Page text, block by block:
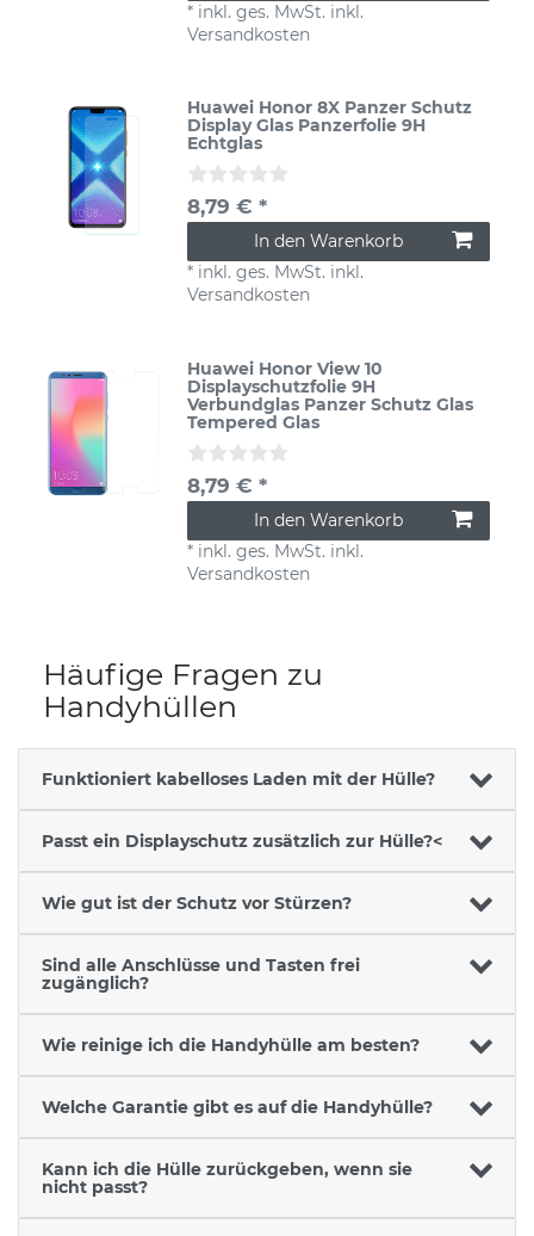
* inkl. ges. MwSt. inkl.
Versandkosten
Huawei Honor 8X Panzer Schutz
Display Glas Panzerfolie 9H
Echtglas
8,79 € *
In den Warenkorb
* inkl. ges. MwSt. inkl.
Versandkosten
Huawei Honor View 10
Displayschutzfolie 9H
Verbundglas Panzer Schutz Glas
Tempered Glas
8,79 € *
In den Warenkorb
* inkl. ges. MwSt. inkl.
Versandkosten
Häufige Fragen zu
Handyhüllen
Funktioniert kabelloses Laden mit der Hülle?
Passt ein Displayschutz zusätzlich zur Hülle?<
Wie gut ist der Schutz vor Stürzen?
Sind alle Anschlüsse und Tasten frei
zugänglich?
Wie reinige ich die Handyhülle am besten?
Welche Garantie gibt es auf die Handyhülle?
Kann ich die Hülle zurückgeben, wenn sie
nicht passt?